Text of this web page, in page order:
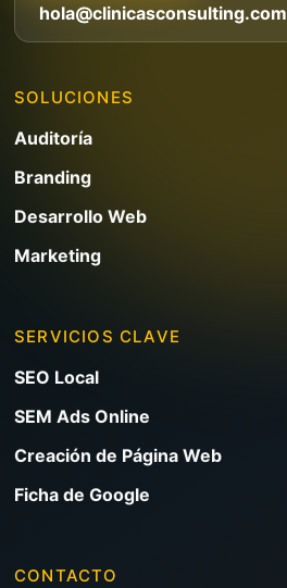
hola@clinicasconsulting.com
SOLUCIONES
Auditoría
Branding
Desarrollo Web
Marketing
SERVICIOS CLAVE
SEO Local
SEM Ads Online
Creación de Página Web
Ficha de Google
CONTACTO